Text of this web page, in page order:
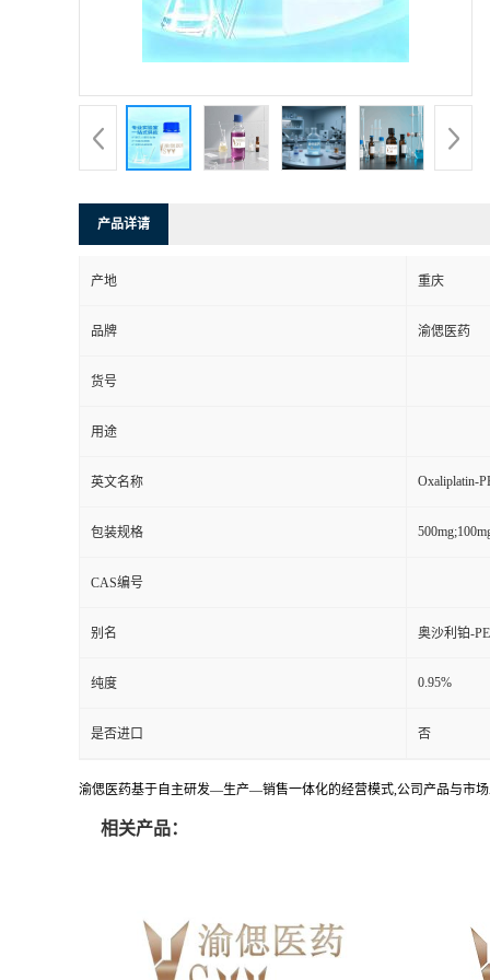
产品详请
产地 重庆
品牌 渝偲医药
货号
用途
英文名称 Oxaliplatin-
包装规格
CAS编号
别名 奥沙利铂-
纯度 0.95%
是否进口 否
渝偲医药基于自主研发—生产—销售一体化的经营模式,公司产品与市
相关产品：